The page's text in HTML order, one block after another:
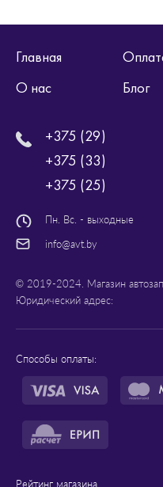
Главная
О нас
Блог
+375 (29)
+375 (33)
+375 (25)
Пн. Вс. - выходные
info@avt.by
© 2019-2024. Магазин
Юридический адрес:
Способы оплаты:
Рейтинг магазина